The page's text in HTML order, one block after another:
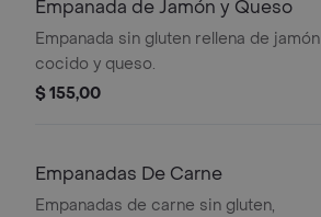
Empanada de Jamón y Queso
Empanada sin gluten rellena de jamón
cocido y queso.
$ 155,00
Empanadas De Carne
Empanadas de carne sin gluten,